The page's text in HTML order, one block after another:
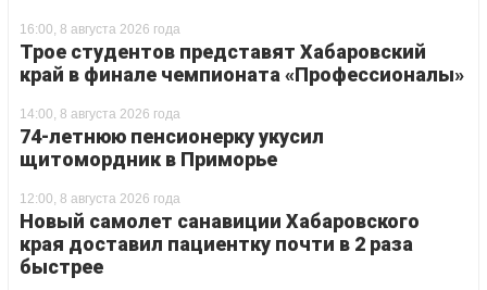
16:00, 8 августа 2026 года
Трое студентов представят Хабаровский
край в финале чемпионата «Профессионалы»
14:00, 8 августа 2026 года
74-летнюю пенсионерку укусил
щитомордник в Приморье
12:00, 8 августа 2026 года
Новый самолет санавиции Хабаровского
края доставил пациентку почти в 2 раза
быстрее